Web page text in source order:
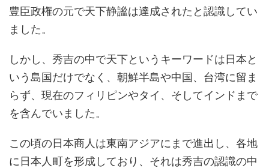
豊臣政権の元で天下静謐は達成されたと認識してい
ました。
しかし、秀吉の中で天下というキーワードは日本と
いう島国だけでなく、朝鮮半島や中国、台湾に留ま
らず、現在のフィリピンやタイ、そしてインドまで
を含んでいました。
この頃の日本商人は東南アジアにまで進出し、各地
に日本人町を形成しており、それは秀吉の認識の中